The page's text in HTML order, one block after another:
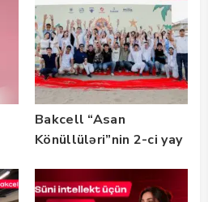
Bakcell “Asan
Könüllüləri”nin 2-ci yay
olub — FOTO